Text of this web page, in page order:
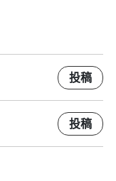
投稿
投稿